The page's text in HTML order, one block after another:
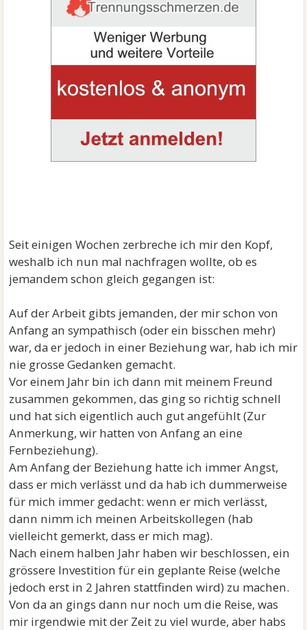
Seit einigen Wochen zerbreche ich mir den Kopf,
weshalb ich nun mal nachfragen wollte, ob es
jemandem schon gleich gegangen ist:
Auf der Arbeit gibts jemanden, der mir schon von
Anfang an sympathisch (oder ein bisschen mehr)
war, da er jedoch in einer Beziehung war, hab ich mir
nie grosse Gedanken gemacht.
Vor einem Jahr bin ich dann mit meinem Freund
zusammen gekommen, das ging so richtig schnell
und hat sich eigentlich auch gut angefühlt (Zur
Anmerkung, wir hatten von Anfang an eine
Fernbeziehung).
Am Anfang der Beziehung hatte ich immer Angst,
dass er mich verlässt und da hab ich dummerweise
für mich immer gedacht: wenn er mich verlässt,
dann nimm ich meinen Arbeitskollegen (hab
vielleicht gemerkt, dass er mich mag).
Nach einem halben Jahr haben wir beschlossen, ein
grössere Investition für ein geplante Reise (welche
jedoch erst in 2 Jahren stattfinden wird) zu machen.
Von da an gings dann nur noch um die Reise, was
mir irgendwie mit der Zeit zu viel wurde, aber habs